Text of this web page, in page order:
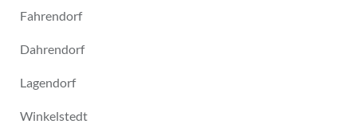
Fahrendorf
Dahrendorf
Lagendorf
Winkelstedt